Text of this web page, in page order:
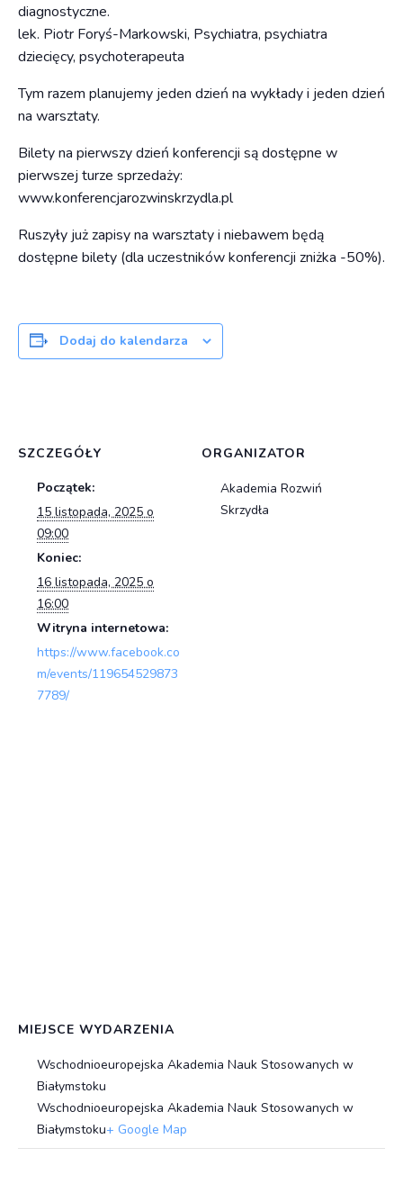
diagnostyczne.
lek. Piotr Foryś-Markowski, Psychiatra, psychiatra
dziecięcy, psychoterapeuta
Tym razem planujemy jeden dzień na wykłady i jeden dzień
na warsztaty.
Bilety na pierwszy dzień konferencji są dostępne w
pierwszej turze sprzedaży:
www.konferencjarozwinskrzydla.pl
Ruszyły już zapisy na warsztaty i niebawem będą
dostępne bilety (dla uczestników konferencji zniżka -50%).
Dodaj do kalendarza
SZCZEGÓŁY
Początek:
15 listopada, 2025 o
09:00
Koniec:
16 listopada, 2025 o
16:00
Witryna internetowa:
https://www.facebook.co
m/events/119654529873
7789/
ORGANIZATOR
Akademia Rozwiń
Skrzydła
MIEJSCE WYDARZENIA
Wschodnioeuropejska Akademia Nauk Stosowanych w
Białymstoku
Wschodnioeuropejska Akademia Nauk Stosowanych w
Białymstoku+ Google Map